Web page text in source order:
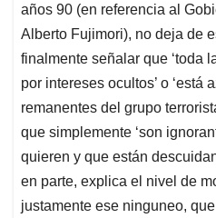
años 90 (en referencia al
Alberto Fujimori), no deja de
finalmente señalar que ‘toda
por intereses ocultos’ o ‘está
remanentes del grupo
que simplemente ‘son
quieren y que están
en parte, explica el nivel de
justamente ese ninguneo,